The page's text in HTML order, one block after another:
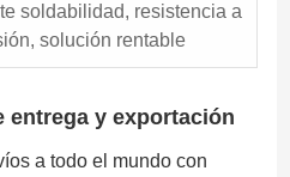
soldabilidad, resistencia a
solución rentable
entrega y exportación
a todo el mundo con